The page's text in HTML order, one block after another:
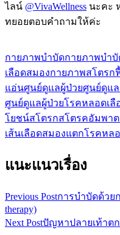
ไลน์ @VivaWellness นะคะ
ทยอยตอบคำถามให้ค่ะ
กายภาพบำบัดกายภาพบำ
เลือดสมองกายภาพสโตรก
แอ่นศูนย์ดูแลผู้ป่วยศูนย์ดูแล
ศูนย์ดูแลผู้ป่วยโรคหลอดเลื
โยชน์สโตรกสโตรคอัมพาต
เส้นเลือดสมองแตกโรคหล
แนะแนวเรื่อง
Previous Postการบำบัดด้วย
therapy)
Next Postปัญหาปลายเท้าต